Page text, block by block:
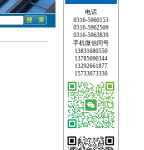
电话
0316-5960153
0316-5962509
0316-5963839
手机微信同号
13831680550
13785690344
13292661877
15733673330